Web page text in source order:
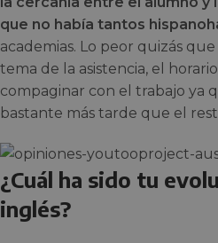
que no había tantos
academias. Lo peor quizás
tema de la asistencia, el
compaginar con el trabajo ya
bastante más tarde que el
¿Cuál ha sido tu
inglés?